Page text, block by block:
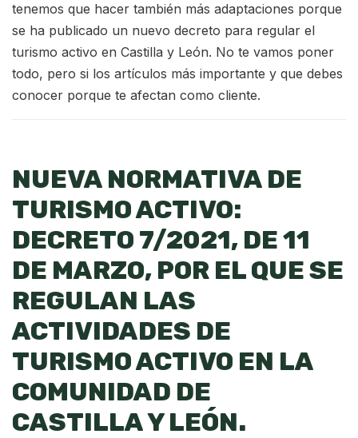
tenemos que hacer también más adaptaciones porque
se ha publicado un nuevo decreto para regular el
turismo activo en Castilla y León. No te vamos poner
todo, pero si los artículos más importante y que debes
conocer porque te afectan como cliente.
NUEVA NORMATIVA DE
TURISMO ACTIVO:
DECRETO 7/2021, DE 11
DE MARZO, POR EL QUE SE
REGULAN LAS
ACTIVIDADES DE
TURISMO ACTIVO EN LA
COMUNIDAD DE
CASTILLA Y LEÓN.